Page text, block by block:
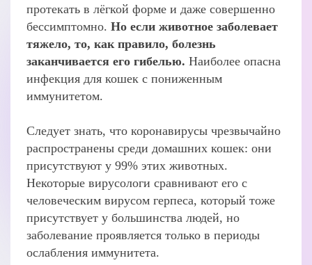
протекать в лёгкой форме и даже совершенно
бессимптомно.Но если животное заболевает
тяжело, то, как правило, болезнь
заканчивается его гибелью. Наиболее опасна
инфекция для кошек с пониженным
иммунитетом.
Следует знать, что коронавирусы чрезвычайно
распространены среди домашних кошек: они
присутствуют у 99% этих животных.
Некоторые вирусологи сравнивают его с
человеческим вирусом герпеса, который тоже
присутствует у большинства людей, но
заболевание проявляется только в периоды
ослабления иммунитета.